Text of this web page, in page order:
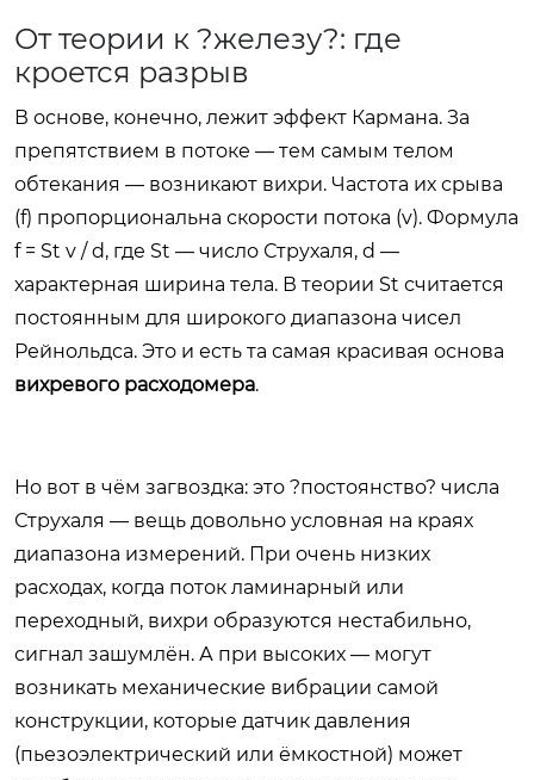
От теории к ?железу?: где
кроется разрыв
В основе, конечно, лежит эффект Кармана. За
препятствием в потоке — тем самым телом
обтекания — возникают вихри. Частота их срыва
(f) пропорциональна скорости потока (v). Формула
f = St v / d, где St — число Струхаля, d —
характерная ширина тела. В теории St считается
постоянным для широкого диапазона чисел
Рейнольдса. Это и есть та самая красивая основа
вихревого расходомера.
Но вот в чём загвоздка: это ?постоянство? числа
Струхаля — вещь довольно условная на краях
диапазона измерений. При очень низких
расходах, когда поток ламинарный или
переходный, вихри образуются нестабильно,
сигнал зашумлён. А при высоких — могут
возникать механические вибрации самой
конструкции, которые датчик давления
(пьезоэлектрический или ёмкостной) может